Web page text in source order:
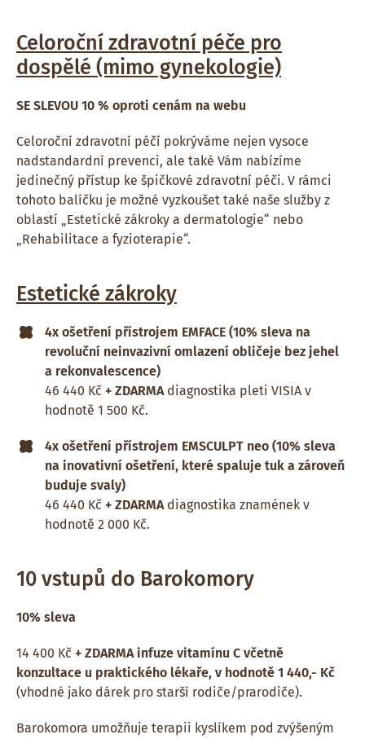
Celoroční zdravotní péče pro
dospělé (mimo gynekologie)
SE SLEVOU 10 % oproti cenám na webu
Celoroční zdravotní péčí pokrýváme nejen vysoce
nadstandardní prevenci, ale také Vám nabízíme
jedinečný přístup ke špičkové zdravotní péči. V rámci
tohoto balíčku je možné vyzkoušet také naše služby z
oblastí „Estetické zákroky a dermatologie“ nebo
„Rehabilitace a fyzioterapie“.
Estetické zákroky
4x ošetření přístrojem EMFACE (10% sleva na
revoluční neinvazivní omlazení obličeje bez jehel
a rekonvalescence)
46 440 Kč + ZDARMAdiagnostika pleti VISIA v
hodnotě 1 500 Kč.
4x ošetření přístrojem EMSCULPT neo (10% sleva
na inovativní ošetření, které spaluje tuk a zároveň
buduje svaly)
46 440 Kč + ZDARMAdiagnostika znamének v
hodnotě 2 000 Kč.
10 vstupů do Barokomory
10% sleva
14 400 Kč + ZDARMA infuze vitamínu C včetně
konzultace u praktického lékaře, v hodnotě 1 440,- Kč
(vhodné jako dárek pro starší rodiče/prarodiče).
Barokomora umožňuje terapii kyslíkem pod zvýšeným